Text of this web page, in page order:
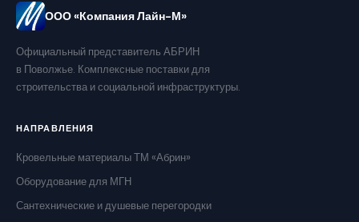
ООО «Компания Лайн-М»
Официальный представитель АБРИН
в Поволжье. Комплексные поставки для
строительства и социальной инфраструктуры.
НАПРАВЛЕНИЯ
Кровельные материалы ТМ «Абрин»
Оборудование для МГН
Сантехнические и душевые перегородки